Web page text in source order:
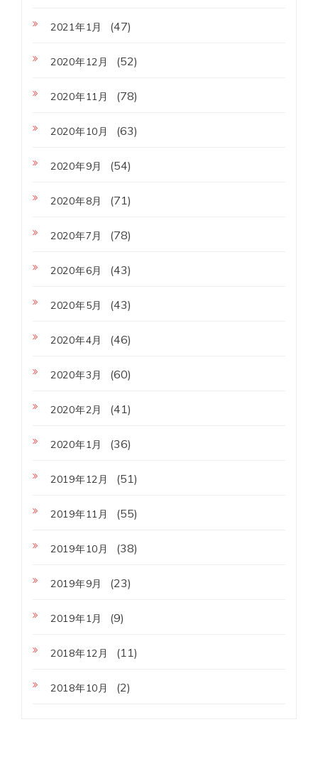
2021年1月 (47)
2020年12月 (52)
2020年11月 (78)
2020年10月 (63)
2020年9月 (54)
2020年8月 (71)
2020年7月 (78)
2020年6月 (43)
2020年5月 (43)
2020年4月 (46)
2020年3月 (60)
2020年2月 (41)
2020年1月 (36)
2019年12月 (51)
2019年11月 (55)
2019年10月 (38)
2019年9月 (23)
2019年1月 (9)
2018年12月 (11)
2018年10月 (2)